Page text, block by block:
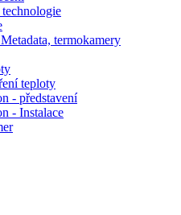
termokamery
teploty
- představení
- Instalace